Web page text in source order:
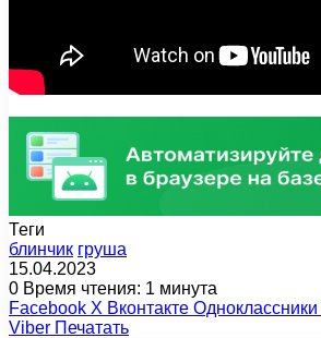
Теги
блинчик груша
15.04.2023
0 Время чтения: 1 минута
Facebook X Вконтакте Одноклассники
Viber Печатать